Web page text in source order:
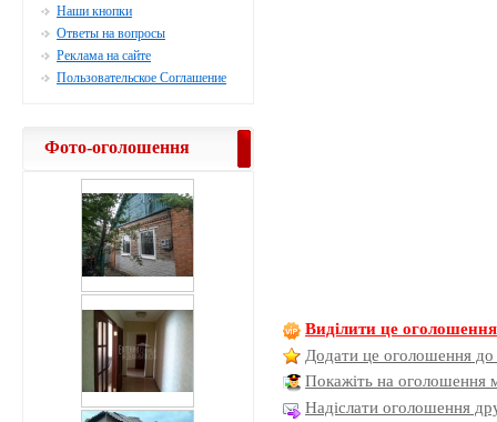
Виділити це оголошення
Додати це оголошення до
Покажіть на оголошення
Надіслати оголошення
Наши кнопки
Ответы на вопросы
Реклама на сайте
Пользовательское Соглашение
Фото-оголошення